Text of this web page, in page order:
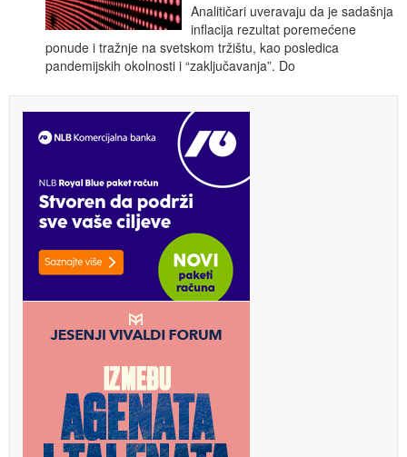
Analitičari uveravaju da je sadašnja
inflacija rezultat poremećene
ponude i tražnje na svetskom tržištu, kao posledica
pandemijskih okolnosti i “zaključavanja”. Do